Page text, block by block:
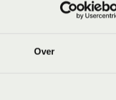
Over